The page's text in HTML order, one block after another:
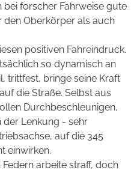
forscher Fahrweise gute
Oberkörper als auch
positiven Fahreindruck.
so dynamisch an
trittfest, bringe seine Kraft
die Straße. Selbst aus
Durchbeschleunigen,
der Lenkung - sehr
auf die 345
einwirken.
arbeite straff, doch